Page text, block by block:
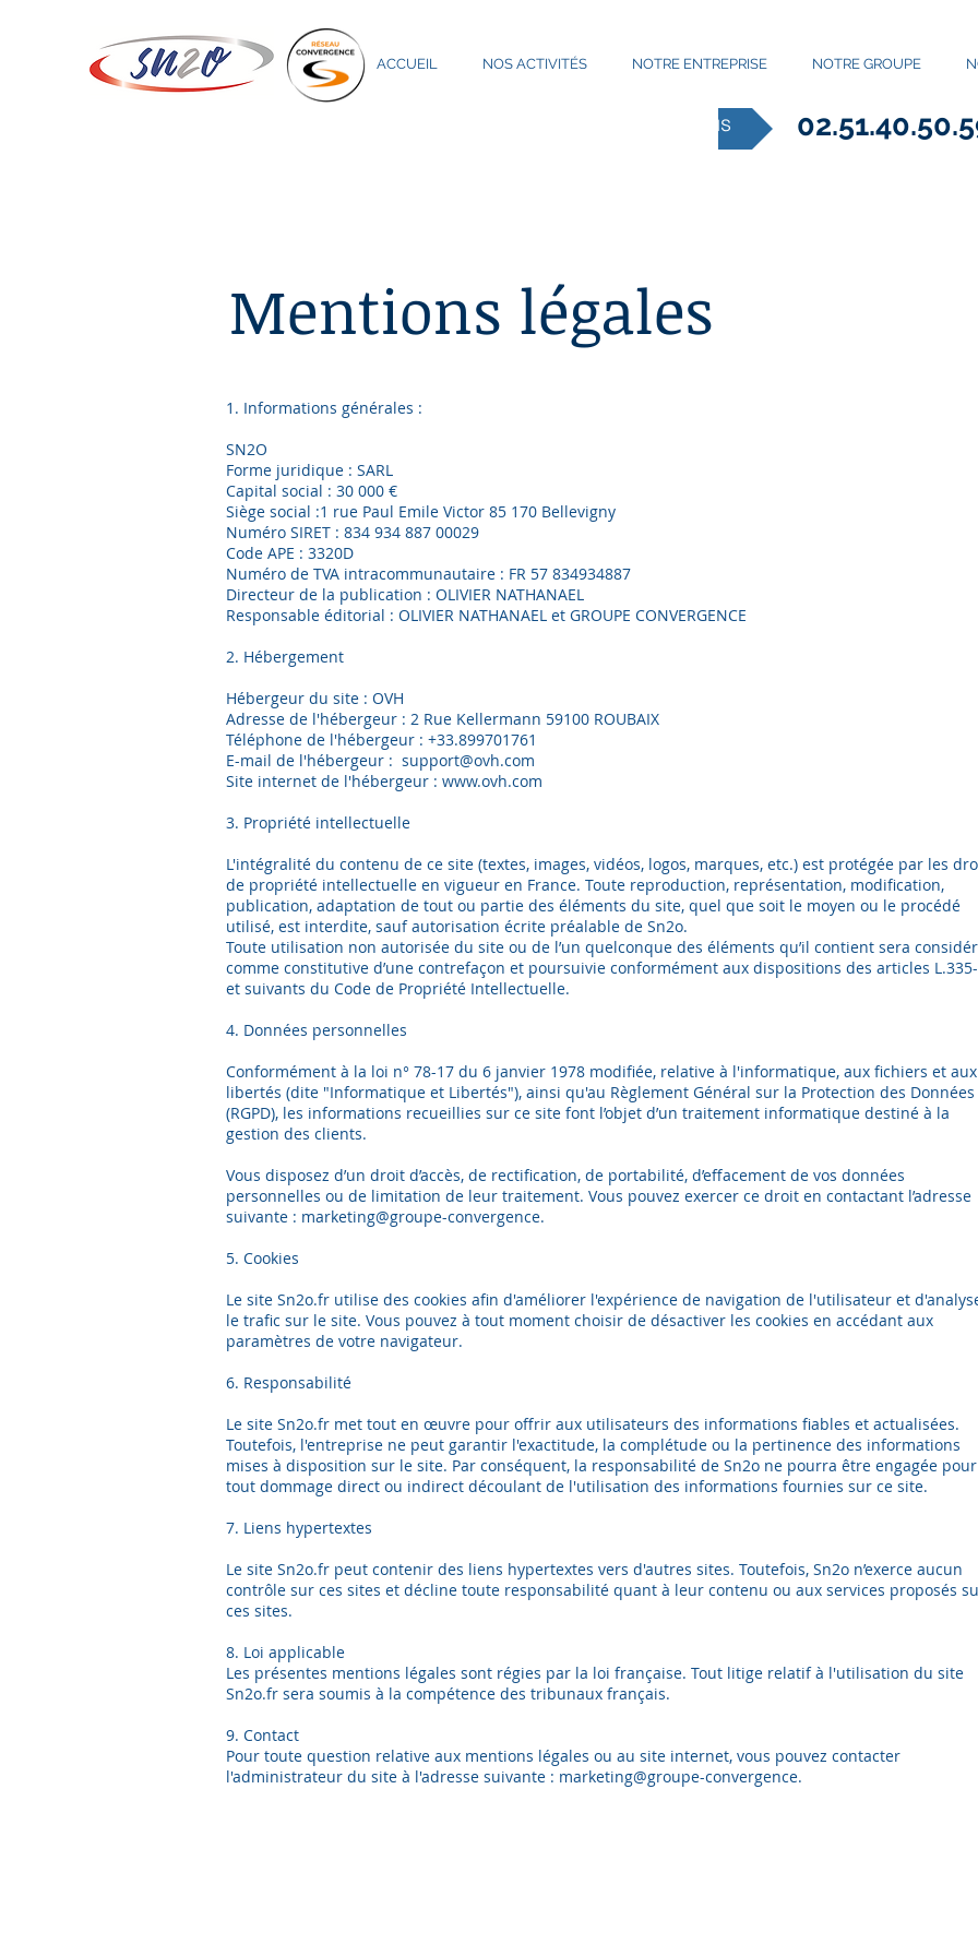
ACCUEIL NOS ACTIVITÉS NOTRE ENTREPRISE NOTRE GROUPE
Appelez nous
Mentions légales
1. Informations générales :
SN2O
Forme juridique : SARL
Capital social : 30 000 €
Siège social :1 rue Paul Emile Victor 85 170 Bellevigny
Numéro SIRET : 834 934 887 00029
Code APE : 3320D
Numéro de TVA intracommunautaire : FR 57 834934887
Directeur de la publication : OLIVIER NATHANAEL
Responsable éditorial : OLIVIER NATHANAEL et GROUPE CONVERGENCE
2. Hébergement
Hébergeur du site : OVH
Adresse de l'hébergeur : 2 Rue Kellermann 59100 ROUBAIX
Téléphone de l'hébergeur : +33.899701761
E-mail de l'hébergeur : support@ovh.com
Site internet de l'hébergeur : www.ovh.com
3. Propriété intellectuelle
L'intégralité du contenu de ce site (textes, images, vidéos, logos, marques, etc.) est protégée par les
de propriété intellectuelle en vigueur en France. Toute reproduction, représentation, modification,
publication, adaptation de tout ou partie des éléments du site, quel que soit le moyen ou le procédé
utilisé, est interdite, sauf autorisation écrite préalable de Sn2o.
Toute utilisation non autorisée du site ou de l’un quelconque des éléments qu’il contient sera
comme constitutive d’une contrefaçon et poursuivie conformément aux dispositions des articles
et suivants du Code de Propriété Intellectuelle.
4. Données personnelles
Conformément à la loi n° 78-17 du 6 janvier 1978 modifiée, relative à l'informatique, aux fichiers et aux
libertés (dite "Informatique et Libertés"), ainsi qu'au Règlement Général sur la Protection des Données
(RGPD), les informations recueillies sur ce site font l’objet d’un traitement informatique destiné à la
gestion des clients.
Vous disposez d’un droit d’accès, de rectification, de portabilité, d’effacement de vos données
personnelles ou de limitation de leur traitement. Vous pouvez exercer ce droit en contactant l’adresse
suivante : marketing@groupe-convergence.
5. Cookies
Le site Sn2o.fr utilise des cookies afin d'améliorer l'expérience de navigation de l'utilisateur et
le trafic sur le site. Vous pouvez à tout moment choisir de désactiver les cookies en accédant aux
paramètres de votre navigateur.
6. Responsabilité
Le site Sn2o.fr met tout en œuvre pour offrir aux utilisateurs des informations fiables et actualisées.
Toutefois, l'entreprise ne peut garantir l'exactitude, la complétude ou la pertinence des informations
mises à disposition sur le site. Par conséquent, la responsabilité de Sn2o ne pourra être engagée pour
tout dommage direct ou indirect découlant de l'utilisation des informations fournies sur ce site.
7. Liens hypertextes
Le site Sn2o.fr peut contenir des liens hypertextes vers d'autres sites. Toutefois, Sn2o n’exerce aucun
contrôle sur ces sites et décline toute responsabilité quant à leur contenu ou aux services proposés
ces sites.
8. Loi applicable
Les présentes mentions légales sont régies par la loi française. Tout litige relatif à l'utilisation du site
Sn2o.fr sera soumis à la compétence des tribunaux français.
9. Contact
Pour toute question relative aux mentions légales ou au site internet, vous pouvez contacter
l'administrateur du site à l'adresse suivante : marketing@groupe-convergence.